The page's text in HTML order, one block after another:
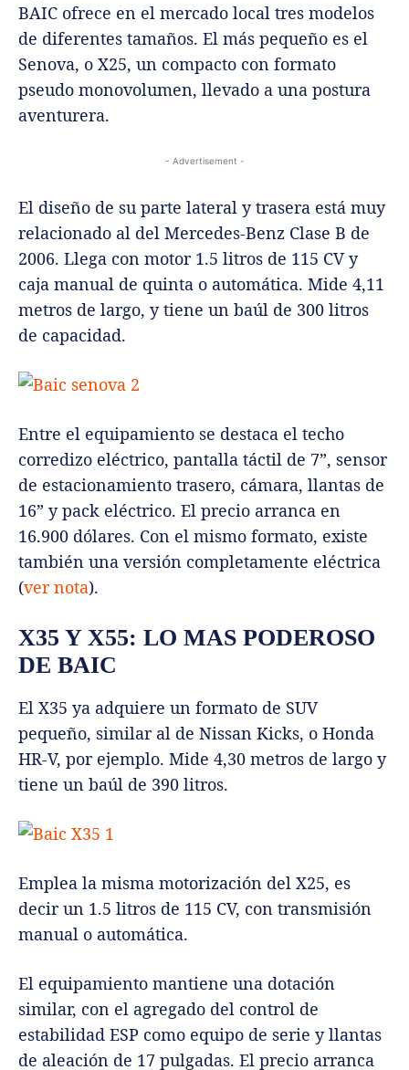
BAIC ofrece en el mercado local tres modelos
de diferentes tamaños. El más pequeño es el
Senova, o X25, un compacto con formato
pseudo monovolumen, llevado a una postura
aventurera.
- Advertisement -
El diseño de su parte lateral y trasera está muy
relacionado al del Mercedes-Benz Clase B de
2006. Llega con motor 1.5 litros de 115 CV y
caja manual de quinta o automática. Mide 4,11
metros de largo, y tiene un baúl de 300 litros
de capacidad.
Entre el equipamiento se destaca el techo
corredizo eléctrico, pantalla táctil de 7”, sensor
de estacionamiento trasero, cámara, llantas de
16” y pack eléctrico. El precio arranca en
16.900 dólares. Con el mismo formato, existe
también una versión completamente eléctrica
(ver nota).
X35 Y X55: LO MAS PODEROSO
DE BAIC
El X35 ya adquiere un formato de SUV
pequeño, similar al de Nissan Kicks, o Honda
HR-V, por ejemplo. Mide 4,30 metros de largo y
tiene un baúl de 390 litros.
Emplea la misma motorización del X25, es
decir un 1.5 litros de 115 CV, con transmisión
manual o automática.
El equipamiento mantiene una dotación
similar, con el agregado del control de
estabilidad ESP como equipo de serie y llantas
de aleación de 17 pulgadas. El precio arranca